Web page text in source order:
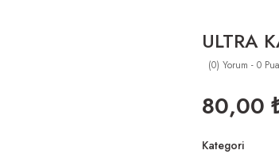
ULTRA
(0) Yorum - 0
80,00
Kategori